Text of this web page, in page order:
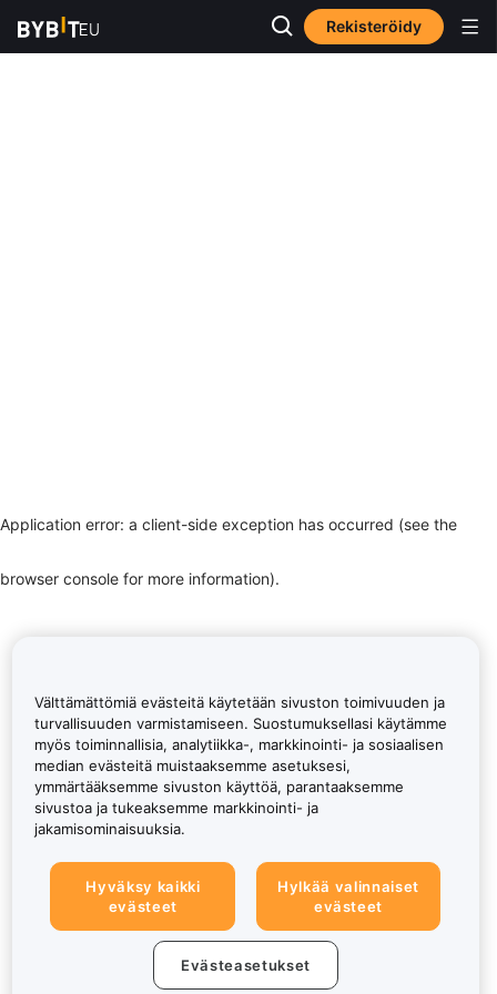
Rekisteröidy
Application error: a client-side exception has occurred (see the
browser console for more information).
Välttämättömiä evästeitä käytetään sivuston toimivuuden ja
turvallisuuden varmistamiseen. Suostumuksellasi käytämme
myös toiminnallisia, analytiikka-, markkinointi- ja sosiaalisen
median evästeitä muistaaksemme asetuksesi,
ymmärtääksemme sivuston käyttöä, parantaaksemme
sivustoa ja tukeaksemme markkinointi- ja
jakamisominaisuuksia.
Hyväksy kaikki
evästeet
Hylkää valinnaiset
evästeet
Evästeasetukset